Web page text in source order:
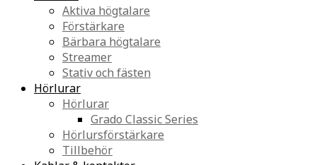
Aktiva högtalare
Förstärkare
Bärbara högtalare
Streamer
Stativ och fästen
Hörlurar
Hörlurar
Grado Classic Series
Hörlursförstärkare
Tillbehör